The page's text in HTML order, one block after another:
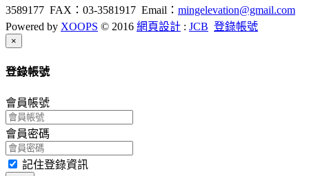
3589177 FAX：03-3581917 Email： mingelevation@gmail.com
Powered by XOOPS © 2016 網頁設計 : JCB 登錄帳號
×
登錄帳號
會員帳號
會員密碼
記住登錄資訊